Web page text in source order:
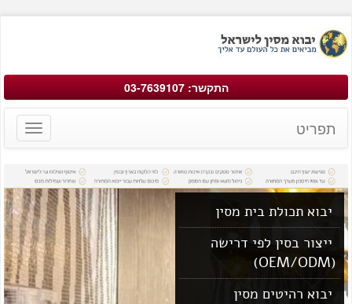
התקשר: 03-7639107
Toggle
תפריט
יבוא תכולת בית מסין
ייצור בסין לפי דרישה
יבוא רהיטים מסין